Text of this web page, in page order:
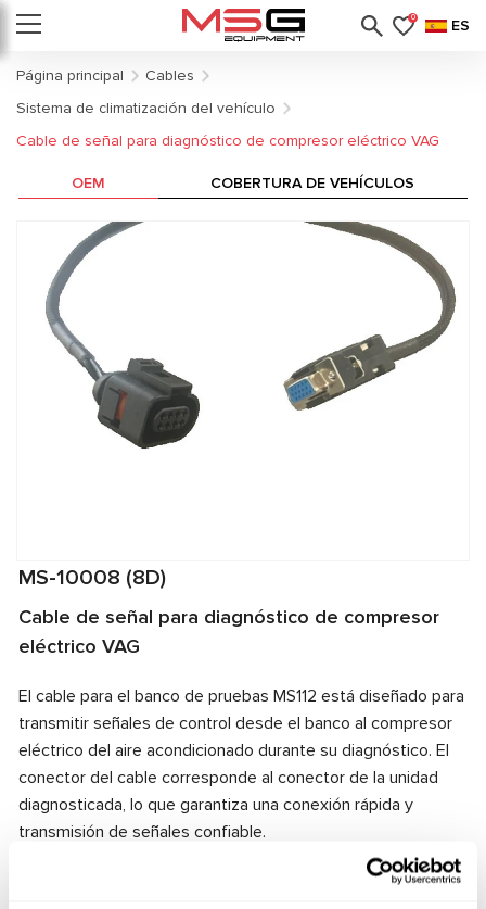
0 ES
Página principal
Cables
Sistema de climatización del vehículo
Cable de señal para diagnóstico de compresor eléctrico VAG
MS-10008 (8D)
Cable de señal para diagnóstico de compresor
eléctrico VAG
El cable para el banco de pruebas MS112 está diseñado para
transmitir señales de control desde el banco al compresor
eléctrico del aire acondicionado durante su diagnóstico. El
conector del cable corresponde al conector de la unidad
diagnosticada, lo que garantiza una conexión rápida y
transmisión de señales confiable.
OEM COBERTURA DE VEHÍCULOS